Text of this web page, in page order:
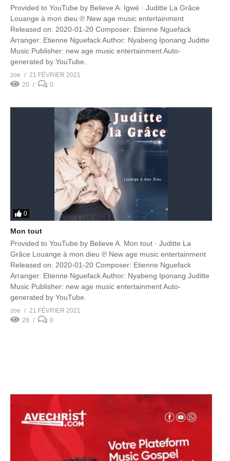
Provided to YouTube by Believe A. Igwé · Juditte La Grâce
Louange à mon dieu ℗ New age music entertainment
Released on: 2020-01-20 Composer: Etienne Nguefack
Arranger: Etienne Nguefack Author: Nyabeng Iponang Juditte
Music Publisher: new age music entertainment Auto-
generated by YouTube.
zoe
21 FÉVRIER 2021
20
0
0
Mon tout
Provided to YouTube by Believe A. Mon tout · Juditte La
Grâce Louange à mon dieu ℗ New age music entertainment
Released on: 2020-01-20 Composer: Etienne Nguefack
Arranger: Etienne Nguefack Author: Nyabeng Iponang Juditte
Music Publisher: new age music entertainment Auto-
generated by YouTube.
zoe
21 FÉVRIER 2021
28
0